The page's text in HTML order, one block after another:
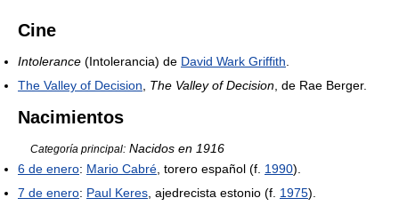
Cine
Intolerance (Intolerancia) de David Wark Griffith
The Valley of Decision
The Valley of Decision , de Rae Berger.
Nacimientos
Categoría principal: Nacidos en 1916
6 de enero: Mario Cabré, torero español (f. 1990).
7 de enero: Paul Keres, ajedrecista estonio (f. 1975).